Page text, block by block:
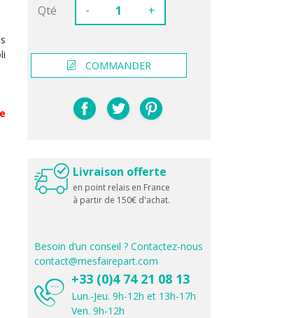
Qté - +
COMMANDER
Livraison offerte
en point relais en France
à partir de 150€ d'achat.
Besoin d’un conseil ? Contactez-nous
contact@mesfairepart.com
+33 (0)4 74 21 08 13
Lun.-Jeu. 9h-12h et 13h-17h
Ven. 9h-12h